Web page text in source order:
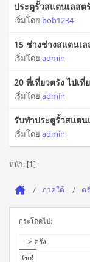
ประตูรั้วสแตนเลสต
เริ่มโดย bob1234
15 ช่างช่างสแตนเล
เริ่มโดย admin
20 ที่เที่ยวตรัง ไปเ
เริ่มโดย admin
รับทำประตูรั้วสแตน
เริ่มโดย admin
หน้า: [1]
ภาคใต้ ต
กระโดดไป: